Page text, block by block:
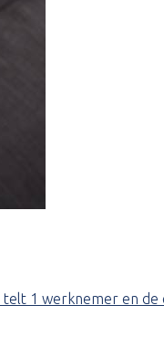
telt 1 werknemer en